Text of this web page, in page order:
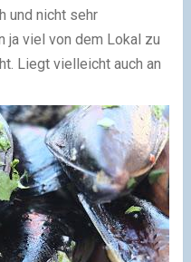
und nicht sehr
ja viel von dem Lokal zu
Liegt vielleicht auch an